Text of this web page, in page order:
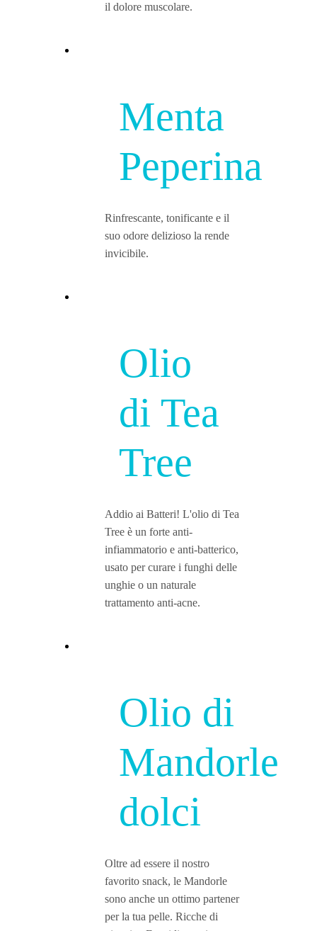
il dolore muscolare.
Menta
Peperina
Rinfrescante, tonificante e il
suo odore delizioso la rende
invicibile.
Olio
di Tea
Tree
Addio ai Batteri! L'olio di Tea
Tree è un forte anti-
infiammatorio e anti-batterico,
usato per curare i funghi delle
unghie o un naturale
trattamento anti-acne.
Olio di
Mandorle
dolci
Oltre ad essere il nostro
favorito snack, le Mandorle
sono anche un ottimo partener
per la tua pelle. Ricche di